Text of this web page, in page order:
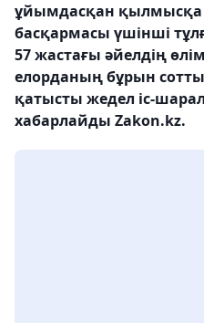
ұйымдасқан қылмысқа
басқармасы үшінші
57 жастағы әйелдің
елорданың бұрын
қатысты жедел іс-
хабарлайды Zakon.kz.